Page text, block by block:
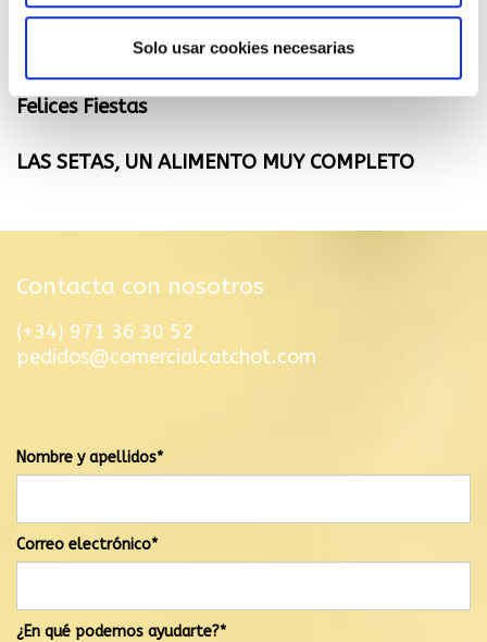
Solo usar cookies necesarias
Apostamos por la sostenibilidad
Felices Fiestas
LAS SETAS, UN ALIMENTO MUY COMPLETO
Contacta con nosotros
(+34) 971 36 30 52
pedidos@comercialcatchot.com
Nombre y apellidos*
Correo electrónico*
¿En qué podemos ayudarte?*